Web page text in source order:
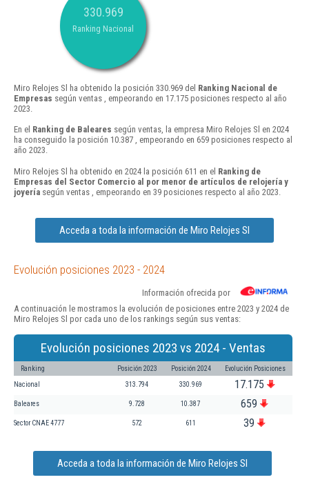
330.969
Ranking Nacional
Miro Relojes Sl ha obtenido la posición 330.969 del Ranking Nacional de
Empresas según ventas , empeorando en 17.175 posiciones respecto al año
2023.
En el Ranking de Baleares según ventas, la empresa Miro Relojes Sl en 2024
ha conseguido la posición 10.387 , empeorando en 659 posiciones respecto al
año 2023.
Miro Relojes Sl ha obtenido en 2024 la posición 611 en el Ranking de
Empresas del Sector Comercio al por menor de artículos de relojería y
joyería según ventas , empeorando en 39 posiciones respecto al año 2023.
Acceda a toda la información de Miro Relojes Sl
Evolución posiciones 2023 - 2024
Información ofrecida por
A continuación le mostramos la evolución de posiciones entre 2023 y 2024 de
Miro Relojes Sl por cada uno de los rankings según sus ventas:
Evolución posiciones 2023 vs 2024 - Ventas
Ranking Posición 2023 Posición 2024 Evolución Posiciones
Nacional 313.794 330.969 17.175
Baleares 9.728 10.387 659
Sector CNAE 4777 572 611 39
Acceda a toda la información de Miro Relojes Sl